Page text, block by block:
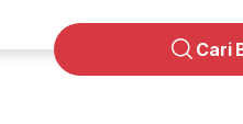
Cari